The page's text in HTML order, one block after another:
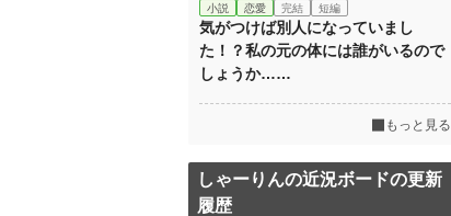
小説 恋愛 完結 短編
気がつけば別人になっていまし
た！？私の元の体には誰がいるので
しょうか……
もっと見る
しゃーりんの近況ボードの更新
履歴